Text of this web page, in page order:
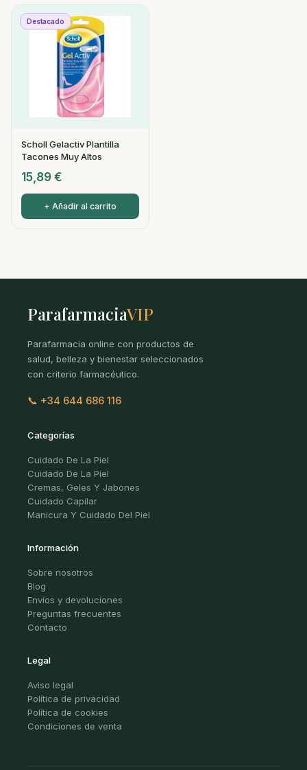
Destacado
Scholl Gelactiv Plantilla
Tacones Muy Altos
15,89 €
+ Añadir al carrito
ParafarmaciaVIP
Parafarmacia online con productos de
salud, belleza y bienestar seleccionados
con criterio farmacéutico.
📞 +34 644 686 116
Categorías
Cuidado De La Piel
Cuidado De La Piel
Cremas, Geles Y Jabones
Cuidado Capilar
Manicura Y Cuidado Del Piel
Información
Sobre nosotros
Blog
Envíos y devoluciones
Preguntas frecuentes
Contacto
Legal
Aviso legal
Política de privacidad
Política de cookies
Condiciones de venta